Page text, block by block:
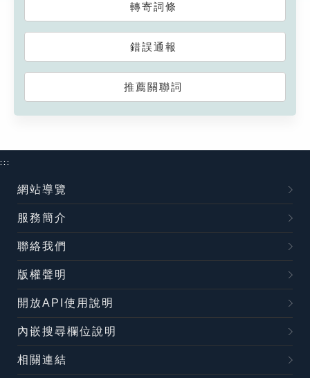
轉寄詞條
錯誤通報
推薦關聯詞
:::
網站導覽
服務簡介
聯絡我們
版權聲明
開放API使用說明
內嵌搜尋欄位說明
相關連結